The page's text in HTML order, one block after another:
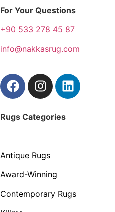
For Your Questions
+90 533 278 45 87
info@nakkasrug.com
Rugs Categories
Antique Rugs
Award-Winning
Contemporary Rugs